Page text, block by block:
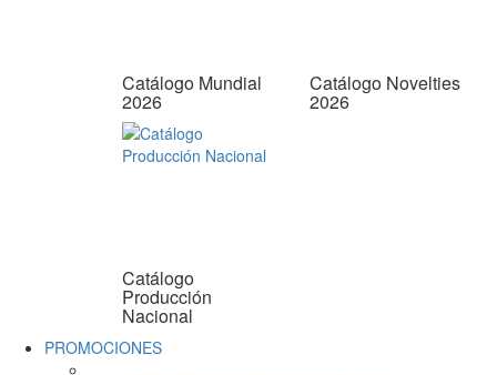
Catálogo Mundial
2026
Catálogo Novelties
2026
Catálogo
Producción
Nacional
PROMOCIONES